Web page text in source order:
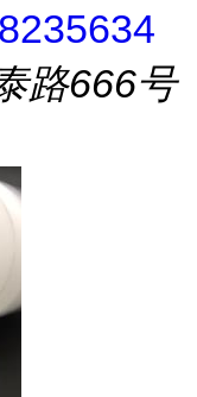
路666号